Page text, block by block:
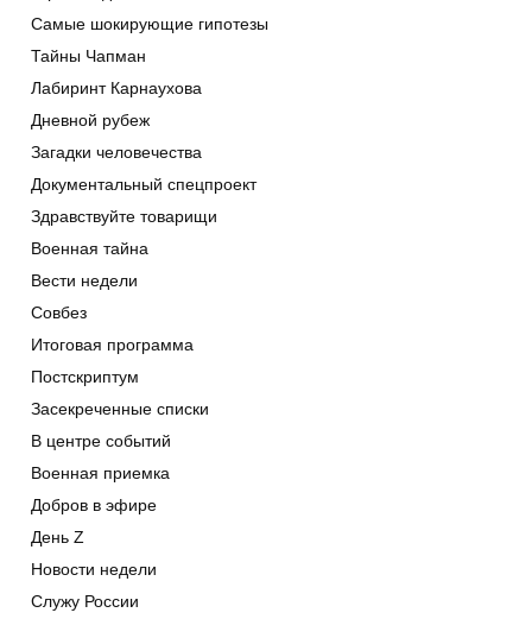
Самые шокирующие гипотезы
Тайны Чапман
Лабиринт Карнаухова
Дневной рубеж
Загадки человечества
Документальный спецпроект
Здравствуйте товарищи
Военная тайна
Вести недели
Совбез
Итоговая программа
Постскриптум
Засекреченные списки
В центре событий
Военная приемка
Добров в эфире
День Z
Новости недели
Служу России